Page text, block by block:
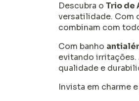
Descubra o Trio de
versatilidade. Com
combinam com
Com banho
evitando irritações.
qualidade e
Invista em charme